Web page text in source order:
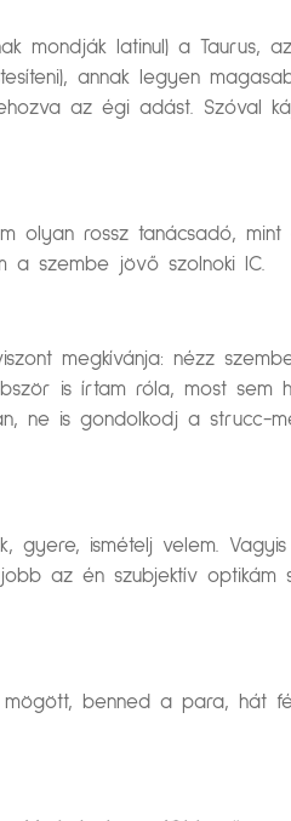
mondják latinul) a Taurus,
annak legyen
az égi adást. Szóval
olyan rossz tanácsadó,
a szembe jövő szolnoki IC.
megkívánja: nézz
is írtam róla, most sem
ne is gondolkodj a strucc-
gyere, ismételj velem.
az én szubjektív optikám
mögött, benned a para,